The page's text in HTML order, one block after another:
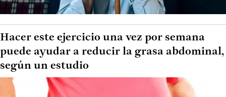
Hacer este ejercicio una vez por semana
puede ayudar a reducir la grasa abdominal,
según un estudio